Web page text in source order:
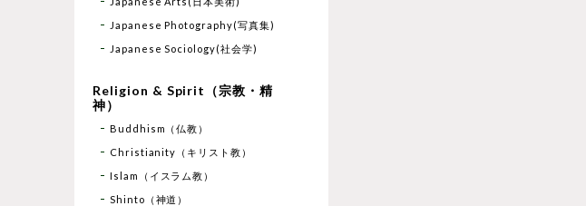
Japanese Photography(写真集)
Japanese Sociology(社会学)
Religion & Spirit（宗教・精
神）
Buddhism（仏教）
Christianity（キリスト教）
Islam（イスラム教）
Shinto（神道）